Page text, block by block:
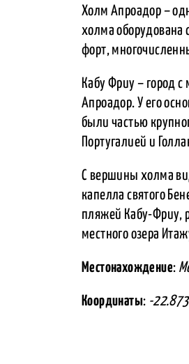
Холм Апроадор –
холма оборудована
форт,
Кабу Фриу – город
Апроадор. У его
были частью
Португалией и
С вершины холма
капелла святого
пляжей Кабу-Фриу,
местного озера
Местонахождение:
Координаты: -